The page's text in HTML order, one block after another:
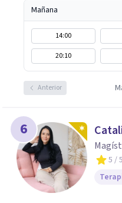
Mañana
14:00
20:10
Anterior
6
5 / 5